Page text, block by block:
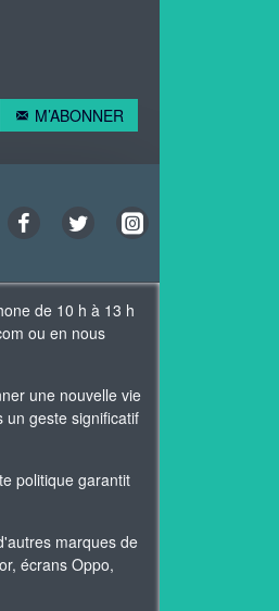
M’ABONNER
de 10 h à 13 h
ou en nous
une nouvelle vie
un geste significatif
politique garantit
marques de
écrans Oppo,